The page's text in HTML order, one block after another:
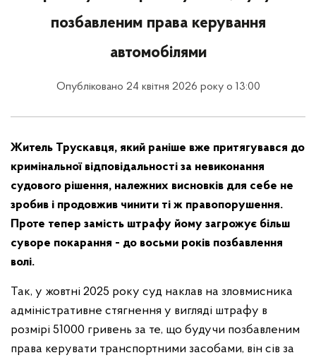
позбавленим права керування
автомобілями
Опубліковано 24 квітня 2026 року о 13:00
Житель Трускавця, який раніше вже притягувався до
кримінальної відповідальності за невиконання
судового рішення, належних висновків для себе не
зробив і продовжив чинити ті ж правопорушення.
Проте тепер замість штрафу йому загрожує більш
суворе покарання - до восьми років позбавлення
волі.
Так, у жовтні 2025 року суд наклав на зловмисника
адміністративне стягнення у вигляді штрафу в
розмірі 51000 гривень за те, що будучи позбавленим
права керувати транспортними засобами, він сів за